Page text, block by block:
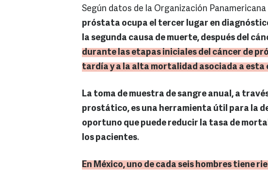
Según datos de la Organización Panamericana
próstata ocupa el tercer lugar en
la segunda causa de muerte, después del
durante las etapas iniciales del cáncer de
tardía y a la alta mortalidad asociada a esta
La toma de muestra de sangre anual, a
prostático, es una herramienta útil para la
oportuno que puede reducir la tasa de
los pacientes.
En México, uno de cada seis hombres tiene